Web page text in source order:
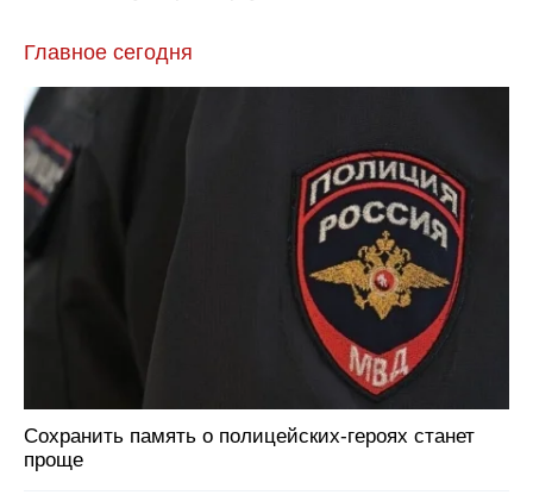
Главное сегодня
Сохранить память о полицейских-героях станет
проще